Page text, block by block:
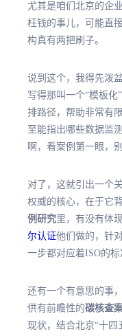
尤其是咱们北京的企
枉钱的事儿，可能直
构真有两把刷子。
说到这个，我得先泼
写得那叫一个“模板
排路径，帮助非常有
至能指出哪些数据监
啊，看案例 第一眼，
对了，这就引出一个
权威的核心，在于它
例研究里，有没有体
尔认证他们做的，针
一步都对应着ISO的
还有一个有意思的事
供有前瞻性的碳核查
现状，结合北京“十